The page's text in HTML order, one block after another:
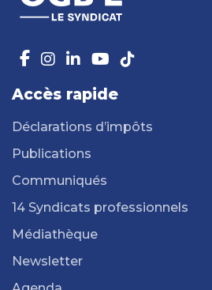
Accès rapide
Déclarations d’impôts
Publications
Communiqués
14 Syndicats professionnels
Médiathèque
Newsletter